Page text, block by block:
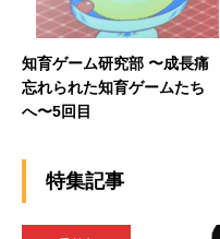
知育ゲーム研究部 〜成長痛
忘れられた知育ゲームたち
へ〜5回目
特集記事